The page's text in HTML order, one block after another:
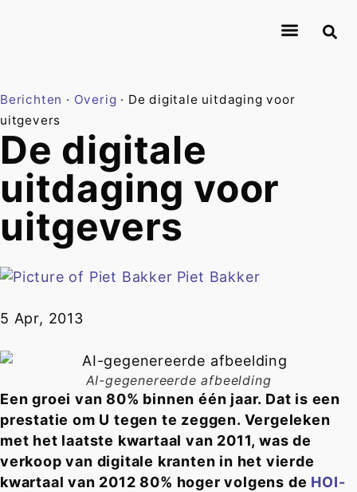
Berichten · Overig · De digitale uitdaging voor
uitgevers
De digitale
uitdaging voor
uitgevers
Piet Bakker
5 Apr, 2013
AI-gegenereerde afbeelding
Een groei van 80% binnen één jaar. Dat is een
prestatie om U tegen te zeggen. Vergeleken
met het laatste kwartaal van 2011, was de
verkoop van digitale kranten in het vierde
kwartaal van 2012 80% hoger volgens de HOI-